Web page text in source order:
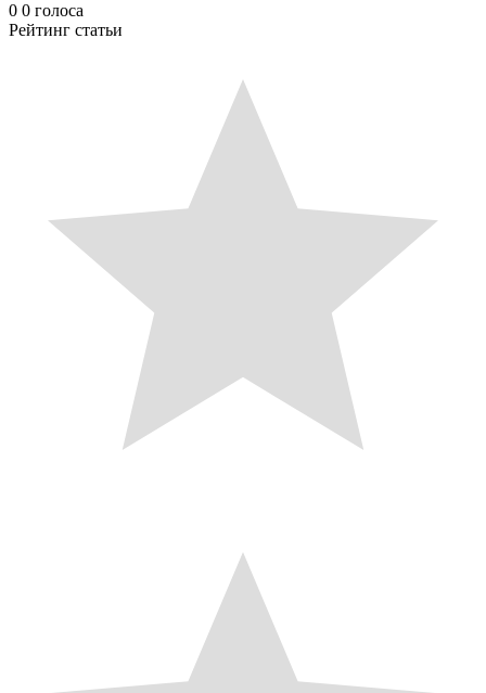
0 0 голоса
Рейтинг статьи